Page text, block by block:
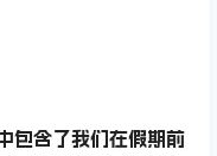
包含了我们在假期前